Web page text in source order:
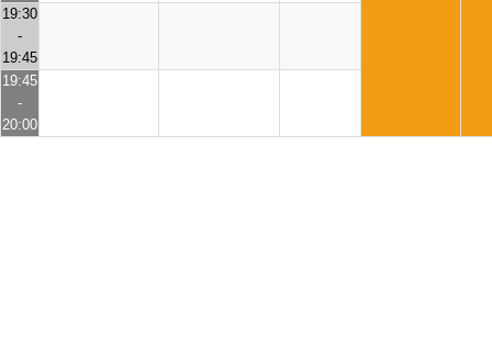
19:30
-
19:45
19:45
-
20:00